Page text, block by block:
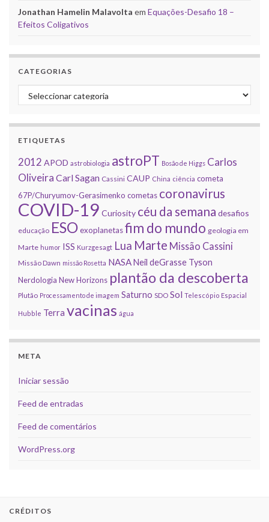
Jonathan Hamelin Malavolta em Equações-Desafio 18 –
Efeitos Coligativos
CATEGORIAS
Categorias
ETIQUETAS
2012 APOD astrobiologia astroPT Bosão de Higgs Carlos
Oliveira Carl Sagan Cassini CAUP China ciência cometa
67P/Churyumov-Gerasimenko cometas coronavirus
COVID-19 Curiosity céu da semana desafios
educação ESOexoplanetasfim do mundo geologia em
Marte humor ISS Kurzgesagt Lua Marte Missão Cassini
Missão Dawn missão Rosetta NASANeil deGrasse Tyson
Nerdologia New Horizons plantão da descoberta
Plutão Processamento de imagem Saturno SDO Sol Telescópio Espacial
Hubble Terra vacinas água
META
Iniciar sessão
Feed de entradas
Feed de comentários
WordPress.org
CRÉDITOS